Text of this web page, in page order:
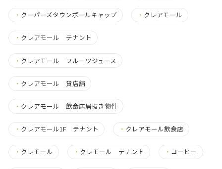
・ クーパーズタウンボールキャップ ・ クレアモール
・ クレアモール テナント
・ クレアモール フルーツジュース
・ クレアモール 貸店舗
・ クレアモール 飲食店居抜き物件
・ クレアモール1F テナント ・ クレアモール飲食店
・ クレモール ・ クレモール テナント ・ コーヒー